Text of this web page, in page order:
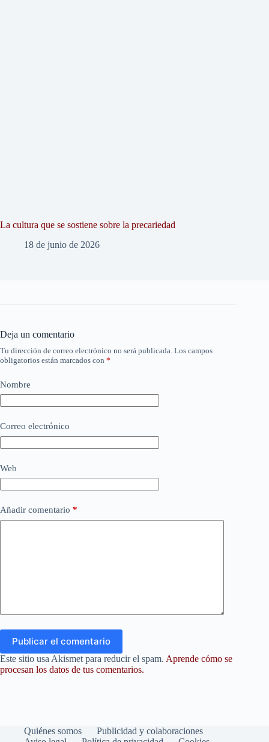
La cultura que se sostiene sobre la precariedad
18 de junio de 2026
Deja un comentario
Tu dirección de correo electrónico no será publicada. Los campos
obligatorios están marcados con *
Nombre
Correo electrónico
Web
Añadir comentario *
Publicar el comentario
Este sitio usa Akismet para reducir el spam. Aprende cómo se
procesan los datos de tus comentarios.
Quiénes somos
Publicidad y colaboraciones